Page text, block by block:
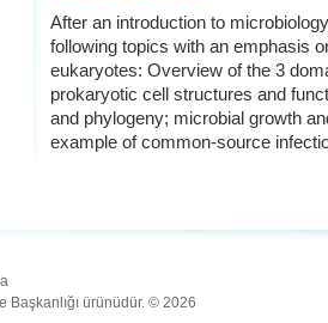
After an introduction to
following topics with an emphasis
eukaryotes: Overview of the 3
prokaryotic cell structures and
and phylogeny; microbial growth
example of common-source
Başkanlığı ürünüdür. © 2026